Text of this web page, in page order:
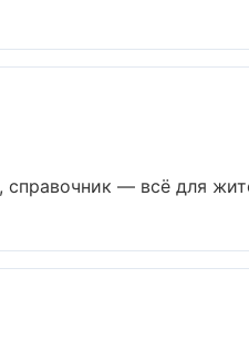
— всё для